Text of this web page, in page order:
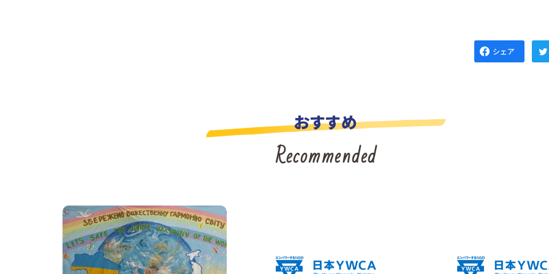
シェア
おすすめ
Recommended